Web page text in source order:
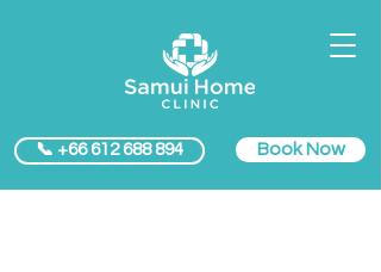
📞 +66 612 688 894 Book Now